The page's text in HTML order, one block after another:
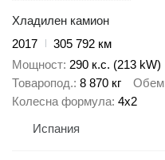
Хладилен камион
2017
305 792 км
Мощност 290 к.с. (213 kW)
Товаропод. 8 870 кг Обем
Колесна формула 4x2
Испания